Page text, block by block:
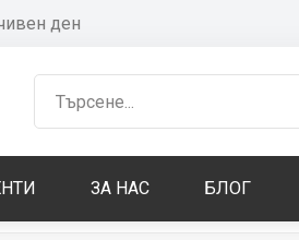
ден
ЗА НАС БЛОГ